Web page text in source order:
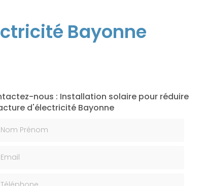
Bayonne
nous : Installation solaire pour réduire
d'électricité Bayonne